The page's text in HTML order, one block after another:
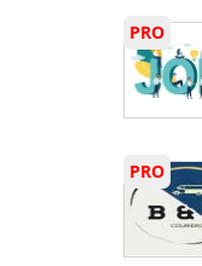
PRO
PRO